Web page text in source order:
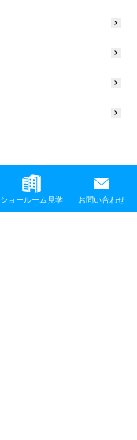
ショールーム見学 お問い合わせ